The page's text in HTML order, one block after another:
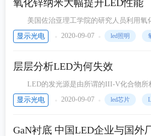
氧化锌纳米大幅提升LED性能
美国佐治亚理工学院的研究人员利用氧
通过在纳米线上施加机械应变，研究人员
显示光电 2020-09-07 led照明
层层分析LED为何失效
LED的发光源是由所谓的III-V化合物所
安定，在产品所规范的条件下使用并不易
显示光电 2020-09-07 led芯片
GaN衬底 中国LED企业与国外